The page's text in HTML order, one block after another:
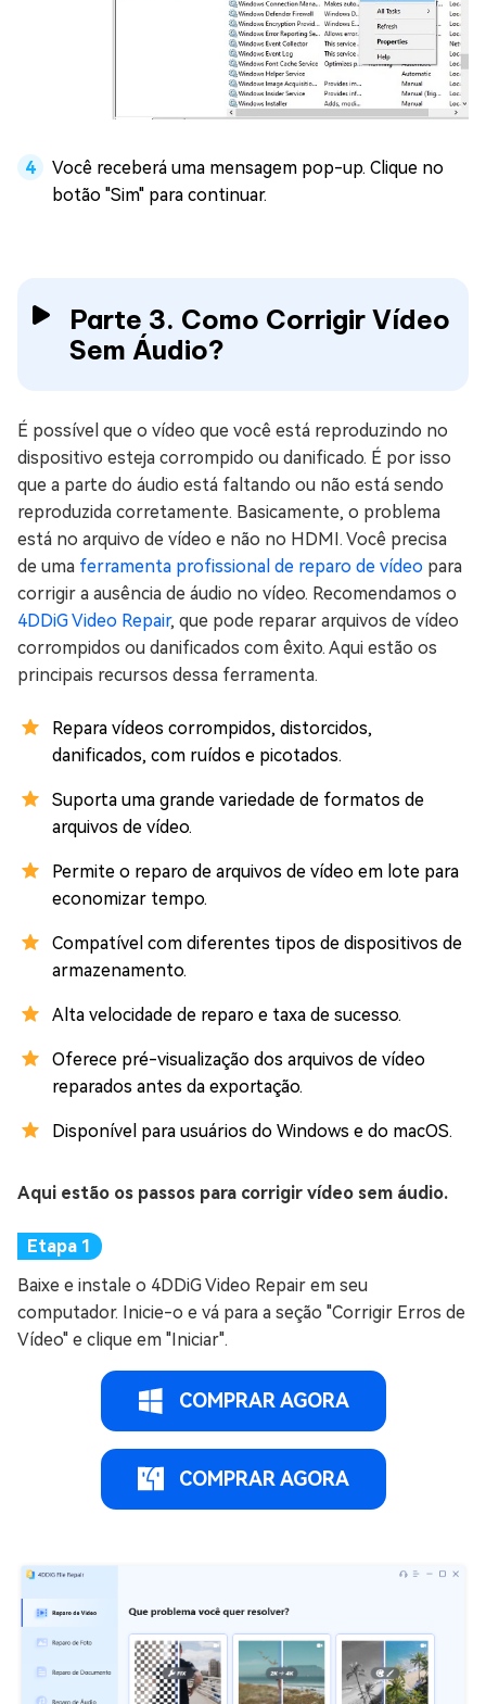
Você receberá uma mensagem pop-up. Clique no
botão "Sim" para continuar.
Parte 3. Como Corrigir Vídeo
Sem Áudio?
É possível que o vídeo que você está reproduzindo no
dispositivo esteja corrompido ou danificado. É por isso
que a parte do áudio está faltando ou não está sendo
reproduzida corretamente. Basicamente, o problema
está no arquivo de vídeo e não no HDMI. Você precisa
de uma ferramenta profissional de reparo de vídeo para
corrigir a ausência de áudio no vídeo. Recomendamos o
4DDiG Video Repair, que pode reparar arquivos de vídeo
corrompidos ou danificados com êxito. Aqui estão os
principais recursos dessa ferramenta.
Repara vídeos corrompidos, distorcidos,
danificados, com ruídos e picotados.
Suporta uma grande variedade de formatos de
arquivos de vídeo.
Permite o reparo de arquivos de vídeo em lote para
economizar tempo.
Compatível com diferentes tipos de dispositivos de
armazenamento.
Alta velocidade de reparo e taxa de sucesso.
Oferece pré-visualização dos arquivos de vídeo
reparados antes da exportação.
Disponível para usuários do Windows e do macOS.
Aqui estão os passos para corrigir vídeo sem áudio.
Baixe e instale o 4DDiG Video Repair em seu
computador. Inicie-o e vá para a seção "Corrigir Erros de
Vídeo" e clique em "Iniciar".
COMPRAR AGORA
COMPRAR AGORA